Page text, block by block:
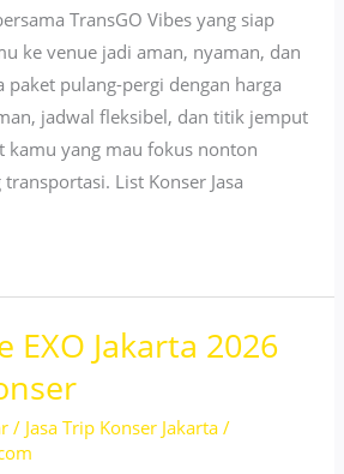
TransGO Vibes yang siap
ke venue jadi aman, nyaman, dan
paket pulang-pergi dengan harga
jadwal fleksibel, dan titik jemput
kamu yang mau fokus nonton
List Konser Jasa
EXO Jakarta 2026
/ Jasa Trip Konser Jakarta /